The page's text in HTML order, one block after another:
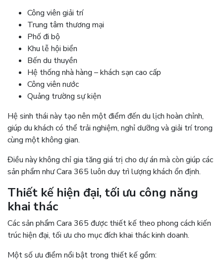
Công viên giải trí
Trung tâm thương mại
Phố đi bộ
Khu lễ hội biển
Bến du thuyền
Hệ thống nhà hàng – khách sạn cao cấp
Công viên nước
Quảng trường sự kiện
Hệ sinh thái này tạo nên một điểm đến du lịch hoàn chỉnh,
giúp du khách có thể trải nghiệm, nghỉ dưỡng và giải trí trong
cùng một không gian.
Điều này không chỉ gia tăng giá trị cho dự án mà còn giúp các
sản phẩm như Cara 365 luôn duy trì lượng khách ổn định.
Thiết kế hiện đại, tối ưu công năng
khai thác
Các sản phẩm Cara 365 được thiết kế theo phong cách kiến
trúc hiện đại, tối ưu cho mục đích khai thác kinh doanh.
Một số ưu điểm nổi bật trong thiết kế gồm: